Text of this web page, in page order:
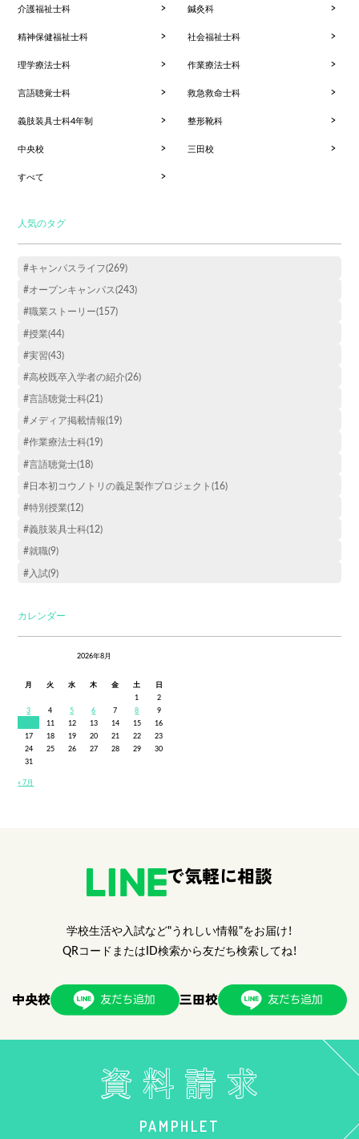
介護福祉士科 鍼灸科
精神保健福祉士科 社会福祉士科
理学療法士科 作業療法士科
言語聴覚士科 救急救命士科
義肢装具士科4年制 整形靴科
中央校 三田校
すべて
人気のタグ
#キャンパスライフ(269)
#オープンキャンパス(243)
#職業ストーリー(157)
#授業(44)
#実習(43)
#高校既卒入学者の紹介(26)
#言語聴覚士科(21)
#メディア掲載情報(19)
#作業療法士科(19)
#言語聴覚士(18)
#日本初コウノトリの義足製作プロジェクト(16)
#特別授業(12)
#義肢装具士科(12)
#就職(9)
#入試(9)
カレンダー
2026年8月
月 火 水 木 金 土
日
1
2
3
4 5 6 7 8
9
11 12 13 14 15
16
17
18 19 20 21 22
23
24
25 26 27 28 29
30
31
« 7月
で気軽に相談
学校生活や入試など"うれしい情報"をお届け！
QRコードまたはID検索から友だち検索してね！
中央校 三田校
PAMPHLET